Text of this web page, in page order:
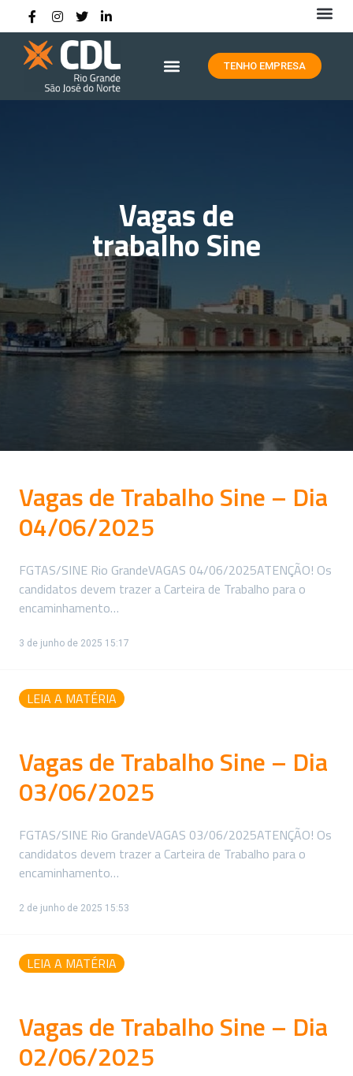
TENHO EMPRESA
Vagas de
trabalho Sine
Vagas de Trabalho Sine – Dia
04/06/2025
FGTAS/SINE Rio GrandeVAGAS 04/06/2025ATENÇÃO! Os
candidatos devem trazer a Carteira de Trabalho para o
encaminhamento…
3 de junho de 2025 15:17
LEIA A MATÉRIA
Vagas de Trabalho Sine – Dia
03/06/2025
FGTAS/SINE Rio GrandeVAGAS 03/06/2025ATENÇÃO! Os
candidatos devem trazer a Carteira de Trabalho para o
encaminhamento…
2 de junho de 2025 15:53
LEIA A MATÉRIA
Vagas de Trabalho Sine – Dia
02/06/2025